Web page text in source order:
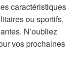
a
i
o
caractéristiques
ou sportifs,
N’oubliez
vos prochaines